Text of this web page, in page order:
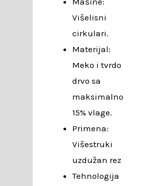
Višelisni
cirkulari.
Materijal:
Meko i tvrdo
drvo sa
maksimalno
15% vlage.
Primena:
Višestruki
uzdužan rez
Tehnologija